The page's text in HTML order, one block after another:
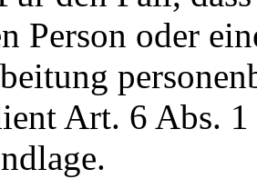
Person oder
Art. 6 Abs.